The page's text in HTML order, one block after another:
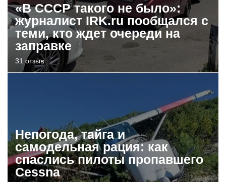
«В СССР такого не было»:
журналист IRK.ru пообщался с
теми, кто ждет очереди на
заправке
31 отзыв
Непогода, тайга и
самодельная рация: как
спаслись пилоты пропавшего
Cessna